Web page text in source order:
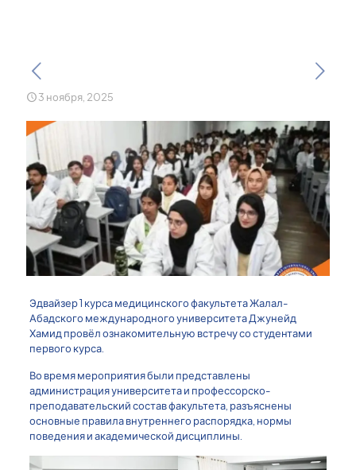
3 ноября, 2025
Эдвайзер 1 курса медицинского факультета Жалал-
Абадского международного университета Джунейд
Хамид провёл ознакомительную встречу со студентами
первого курса.
Во время мероприятия были представлены
администрация университета и профессорско-
преподавательский состав факультета, разъяснены
основные правила внутреннего распорядка, нормы
поведения и академической дисциплины.